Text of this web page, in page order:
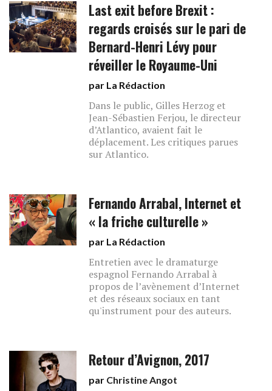
Last exit before Brexit :
regards croisés sur le pari de
Bernard-Henri Lévy pour
réveiller le Royaume-Uni
par La Rédaction
Dans le public, Gilles Herzog et
Jean-Sébastien Ferjou, le directeur
d’Atlantico, avaient fait le
déplacement. Les critiques parues
sur Atlantico.
Fernando Arrabal, Internet et
« la friche culturelle »
par La Rédaction
Entretien avec le dramaturge
espagnol Fernando Arrabal à
propos de l’avènement d’Internet
et des réseaux sociaux en tant
qu'instrument pour des auteurs.
Retour d’Avignon, 2017
par Christine Angot